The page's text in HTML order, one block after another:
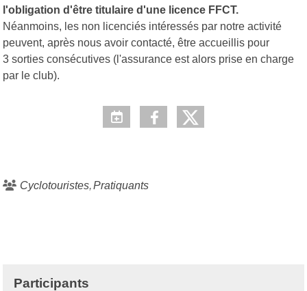
l'obligation d'être titulaire d'une licence FFCT.
Néanmoins, les non licenciés intéressés par notre activité
peuvent, après nous avoir contacté, être accueillis pour
3 sorties consécutives (l'assurance est alors prise en charge
par le club).
Cyclotouristes Pratiquants
Participants